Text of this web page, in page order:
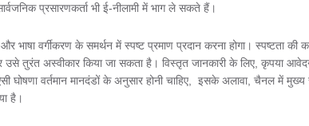
प्रसारणकर्ता भी ई-नीलामी में भाग ले सकते हैं।
वर्गीकरण के समर्थन में स्पष्ट प्रमाण प्रदान करना होगा। स्पष्टता की
उसे तुरंत अस्वीकार किया जा सकता है। विस्तृत जानकारी के लिए, कृपया
घोषणा वर्तमान मानदंडों के अनुसार होनी चाहिए, इसके अलावा, चैनल में
है।